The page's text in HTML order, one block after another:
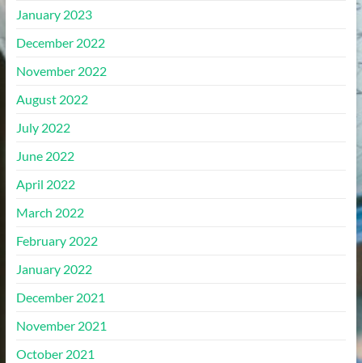
January 2023
December 2022
November 2022
August 2022
July 2022
June 2022
April 2022
March 2022
February 2022
January 2022
December 2021
November 2021
October 2021